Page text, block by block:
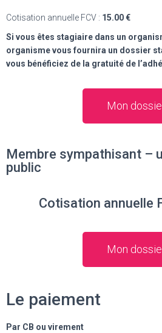
Cotisation annuelle FCV : 15.00 €
Si vous êtes stagiaire dans un
organisme vous fournira un dossier
vous bénéficiez de la gratuité de
Mon
Membre sympathisant –
public
Cotisation annuelle
Mon
Le paiement
Par CB ou virement